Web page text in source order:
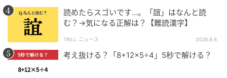
読めたらスゴいです…。「誼」はなんと読
む？→気になる正解は？【難読漢字】
TRILL ニュース 2026.8.6
考え抜ける？「8+12×5÷4」5秒で解ける？